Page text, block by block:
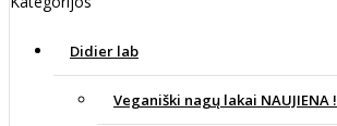
Didier lab
Veganiški nagų lakai NAUJIENA !